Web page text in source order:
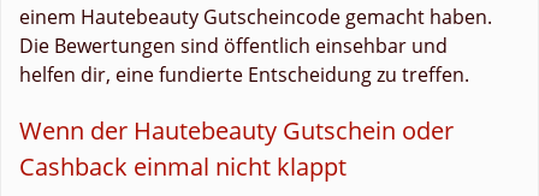
einem Hautebeauty Gutscheincode gemacht haben.
Die Bewertungen sind öffentlich einsehbar und
helfen dir, eine fundierte Entscheidung zu treffen.
Wenn der Hautebeauty Gutschein oder
Cashback einmal nicht klappt